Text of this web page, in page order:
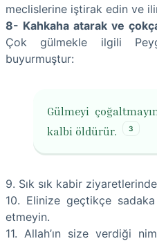
meclislerine iştirak edin ve
8- Kahkaha atarak ve
Çok gülmekle ilgili
buyurmuştur:
Gülmeyi
kalbi öldürür.
3
9. Sık sık kabir
10. Elinize geçtikçe
etmeyin.
11. Allah’ın size verdiği